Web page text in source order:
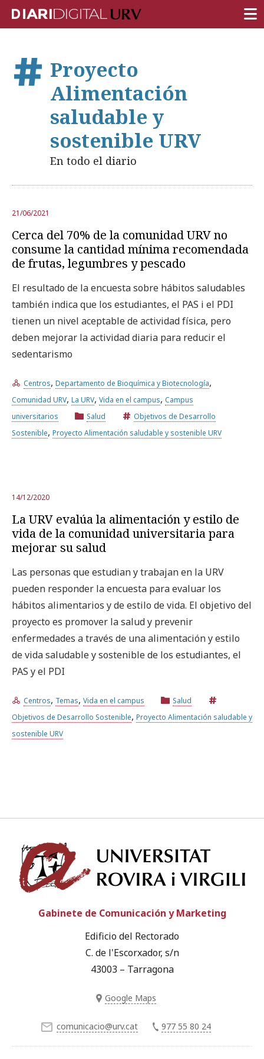
INVESTIGACIÓN
DOCENCIA
INSTITUCIÓN
VIDA EN EL CAMPUS
Ámbitos universitarios
Suscríbete a los boletines electrónicos de la URV Agenda
ESPAÑOL CATALÀ ENGLISH
Proyecto
Alimentación
saludable y
sostenible URV
En todo el diario
21/06/2021
Cerca del 70% de la comunidad URV no
consume la cantidad mínima recomendada
de frutas, legumbres y pescado
El resultado de la encuesta sobre hábitos saludables
también indica que los estudiantes, el PAS i el PDI
tienen un nivel aceptable de actividad física, pero
deben mejorar la actividad diaria para reducir el
sedentarismo
Centros, Departamento de Bioquímica y Biotecnología,
Comunidad URV, La URV, Vida en el campus, Campus
universitarios
Salud
Objetivos de Desarrollo
Sostenible, Proyecto Alimentación saludable y sostenible URV
14/12/2020
La URV evalúa la alimentación y estilo de
vida de la comunidad universitaria para
mejorar su salud
Las personas que estudian y trabajan en la URV
pueden responder la encuesta para evaluar los
hábitos alimentarios y de estilo de vida. El objetivo del
proyecto es promover la salud y prevenir
enfermedades a través de una alimentación y estilo
de vida saludable y sostenible de los estudiantes, el
PAS y el PDI
Centros, Temas, Vida en el campus
Salud
Objetivos de Desarrollo Sostenible, Proyecto Alimentación saludable y
sostenible URV
Gabinete de Comunicación y Marketing
Edificio del Rectorado
C. de l'Escorxador, s/n
43003 – Tarragona
Google Maps
comunicacio@urv.cat 977 55 80 24